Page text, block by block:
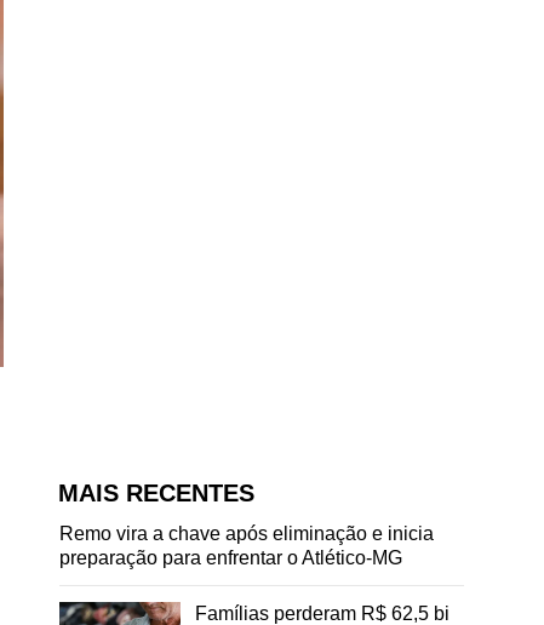
MAIS RECENTES
Remo vira a chave após eliminação e inicia
preparação para enfrentar o Atlético-MG
Famílias perderam R$ 62,5 bi